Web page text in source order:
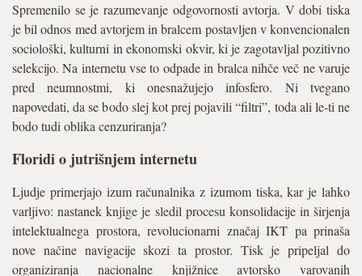
Spremenilo se je razumevanje odgovornosti avtorja. V dobi tiska
je bil odnos med avtorjem in bralcem postavljen v konvencionalen
sociološki, kulturni in ekonomski okvir, ki je zagotavljal pozitivno
selekcijo. Na internetu vse to odpade in bralca nihče več ne varuje
pred neumnostmi, ki onesnažujejo infosfero. Ni tvegano
napovedati, da se bodo slej kot prej pojavili “filtri”, toda ali le-ti ne
bodo tudi oblika cenzuriranja?
Floridi o jutrišnjem internetu
Ljudje primerjajo izum računalnika z izumom tiska, kar je lahko
varljivo: nastanek knjige je sledil procesu konsolidacije in širjenja
intelektualnega prostora, revolucionarni značaj IKT pa prinaša
nove načine navigacije skozi ta prostor. Tisk je pripeljal do
organiziranja nacionalne knjižnice avtorsko varovanih